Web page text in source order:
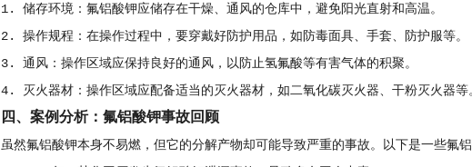
1. 储存环境：氟铝酸钾应储存在干燥、通风的仓库中，避免阳光直射和高温。
2. 操作规程：在操作过程中，要穿戴好防护用品，如防毒面具、手套、防护服等。
3. 通风：操作区域应保持良好的通风，以防止氢氟酸等有害气体的积聚。
4. 灭火器材：操作区域应配备适当的灭火器材，如二氧化碳灭火器、干粉灭火器等
四、案例分析：氟铝酸钾事故回顾
虽然氟铝酸钾本身不易燃，但它的分解产物却可能导致严重的事故。以下是一些氟